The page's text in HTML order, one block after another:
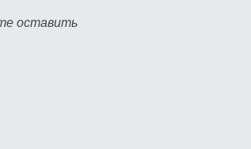
оставить